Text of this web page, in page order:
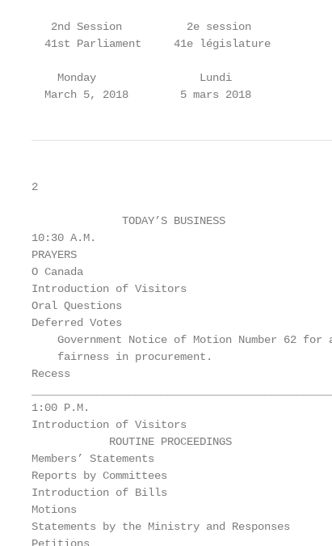
   2nd Session          2e session
  41st Parliament     41e législature
    Monday                Lundi
  March 5, 2018        5 mars 2018
2
TODAY’S BUSINESS
10:30 A.M.
PRAYERS
O Canada
Introduction of Visitors
Oral Questions
Deferred Votes
Government Notice of Motion Number 62 for
    fairness in procurement.
Recess
1:00 P.M.
Introduction of Visitors
ROUTINE PROCEEDINGS
Members’ Statements
Reports by Committees
Introduction of Bills
Motions
Statements by the Ministry and Responses